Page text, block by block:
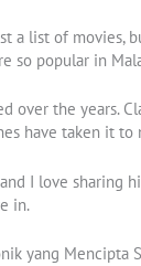
a list of movies,
so popular in
over the years.
have taken it to
I love sharing
in.
yang Mencipta